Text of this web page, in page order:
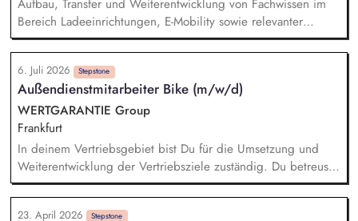
Übernahme der Rufbereitschaft für Konzernliegenschaften
rundet dein Aufgabengebiet ab.
Aufbau, Transfer und Weiterentwicklung von Fachwissen im
Bereich Ladeeinrichtungen, E-Mobility sowie relevanter
regulatorischer Vorgaben, Normen und Technologien.
Durchführung und Bewertung sicherheitsrelevanter Prüfungen
an Ladeeinrichtungen gemäß IEC 61851. Planung und
Umsetzung von Konformitätsbewertungsverfahren.
Durchführung und Auswertung von Kommunikationsprüfungen
zwischen Ladeinfrastruktur und Fahrzeugen (z.B. ISO 15118).
Durchführung von Kundenworkshops zur Wissensvermittlung
im Bereich E-Mobility.
6. Juli 2026 Stepstone
Außendienstmitarbeiter Bike (m/w/d)
WERTGARANTIE Group
Frankfurt
In deinem Vertriebsgebiet bist Du für die Umsetzung und
Weiterentwicklung der Vertriebsziele zuständig. Du betreust
und motivierst unsere aktiven Partner, führst Gespräche mit
Inhabern, Marktleitern und Geschäftsführern zur Analyse von
23. April 2026 Stepstone